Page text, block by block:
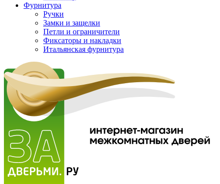
Фурнитура
Ручки
Замки и защелки
Петли и ограничители
Фиксаторы и накладки
Итальянская фурнитура